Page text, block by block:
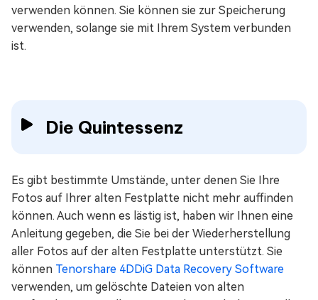
verwenden können. Sie können sie zur Speicherung
verwenden, solange sie mit Ihrem System verbunden
ist.
Die Quintessenz
Es gibt bestimmte Umstände, unter denen Sie Ihre
Fotos auf Ihrer alten Festplatte nicht mehr auffinden
können. Auch wenn es lästig ist, haben wir Ihnen eine
Anleitung gegeben, die Sie bei der Wiederherstellung
aller Fotos auf der alten Festplatte unterstützt. Sie
können Tenorshare 4DDiG Data Recovery Software
verwenden, um gelöschte Dateien von alten